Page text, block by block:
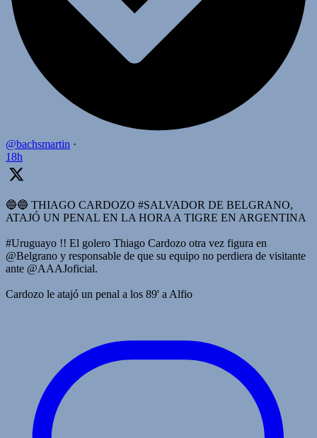
@bachsmartin ·
18h
🔵🔵 THIAGO CARDOZO #SALVADOR DE BELGRANO,
ATAJÓ UN PENAL EN LA HORA A TIGRE EN ARGENTINA
#Uruguayo !! El golero Thiago Cardozo otra vez figura en
@Belgrano y responsable de que su equipo no perdiera de visitante
ante @AAAJoficial.
Cardozo le atajó un penal a los 89' a Alfio